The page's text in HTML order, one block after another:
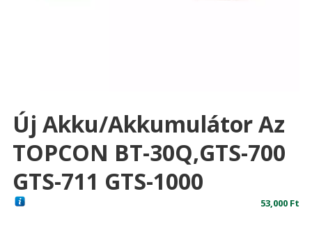
Új Akku/akkumulátor Az
TOPCON BT-30Q,GTS-700
GTS-711 GTS-1000
53,000 Ft